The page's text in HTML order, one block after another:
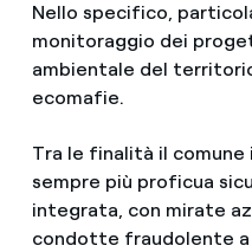
Nello specifico,
monitoraggio dei
ambientale del
ecomafie.
Tra le finalità il comune
sempre più proficua
integrata, con mirate
condotte fraudolente a